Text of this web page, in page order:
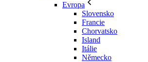
Evropa
Slovensko
Francie
Chorvatsko
Island
Itálie
Německo